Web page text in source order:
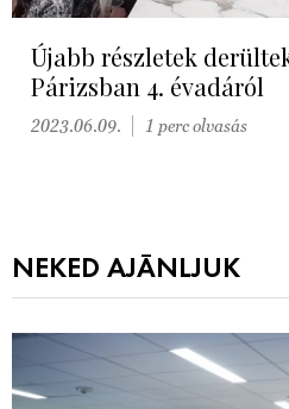
Újabb részletek
Párizsban 4. évadáról
2023.06.09. 1 perc olvasás
NEKED AJÁNLJUK